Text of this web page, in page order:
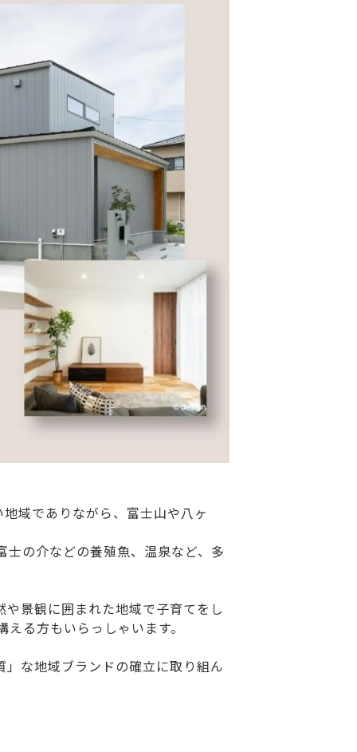
域でありながら、富士山や八ヶ
の介などの養殖魚、温泉など、多
景観に囲まれた地域で子育てをし
る方もいらっしゃいます。
な地域ブランドの確立に取り組ん